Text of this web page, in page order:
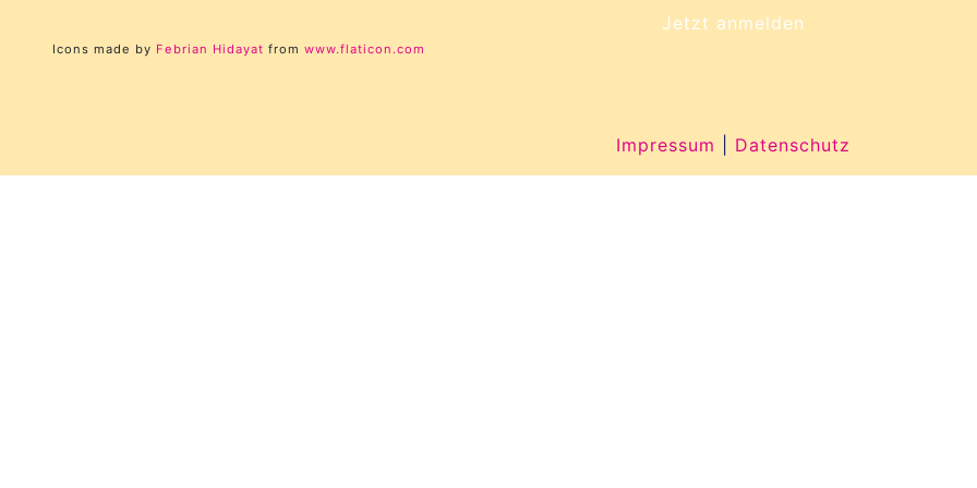
Jetzt anmelden
Icons made by Febrian Hidayat from www.flaticon.com
Impressum Datenschutz